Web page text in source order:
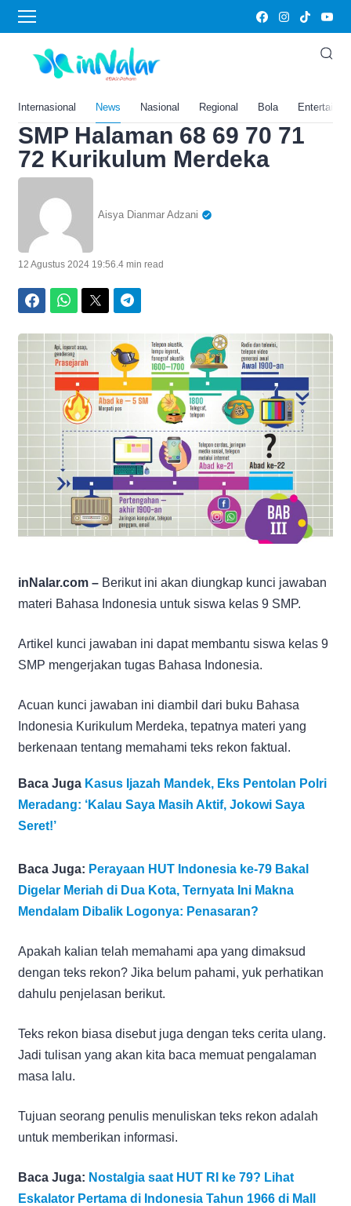
Internasional News Nasional Regional Bola
Home›Edukasi
Memahami Teks Rekon
Faktual, Kunci Jawaban
Bahasa Indonesia Kelas 9
SMP Halaman 68 69 70 71
72 Kurikulum Merdeka
Aisya Dianmar Adzani
12 Agustus 2024 19:56.4 min read
inNalar.com – Berikut ini akan diungkap kunci jawaban
materi Bahasa Indonesia untuk siswa kelas 9 SMP.
Artikel kunci jawaban ini dapat membantu siswa kelas 9
SMP mengerjakan tugas Bahasa Indonesia.
Acuan kunci jawaban ini diambil dari buku Bahasa
Indonesia Kurikulum Merdeka, tepatnya materi yang
berkenaan tentang memahami teks rekon faktual.
Baca Juga Kasus Ijazah Mandek, Eks Pentolan Polri
Meradang: ‘Kalau Saya Masih Aktif, Jokowi Saya
Seret!’
Baca Juga: Perayaan HUT Indonesia ke-79 Bakal
Digelar Meriah di Dua Kota, Ternyata Ini Makna
Mendalam Dibalik Logonya: Penasaran?
Apakah kalian telah memahami apa yang dimaksud
dengan teks rekon? Jika belum pahami, yuk perhatikan
dahulu penjelasan berikut.
Teks rekon biasa disebut juga dengan teks cerita ulang.
Jadi tulisan yang akan kita baca memuat pengalaman
masa lalu.
Tujuan seorang penulis menuliskan teks rekon adalah
untuk memberikan informasi.
Baca Juga: Nostalgia saat HUT RI ke 79? Lihat
Eskalator Pertama di Indonesia Tahun 1966 di Mall